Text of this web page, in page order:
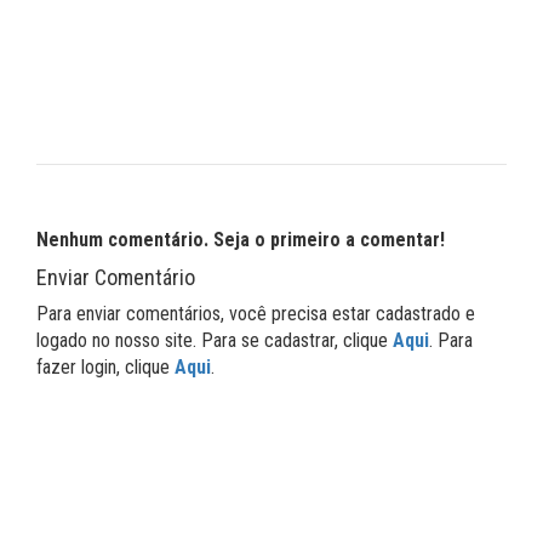
Nenhum comentário. Seja o primeiro a comentar!
Enviar Comentário
Para enviar comentários, você precisa estar cadastrado e
logado no nosso site. Para se cadastrar, clique Aqui. Para
fazer login, clique Aqui.